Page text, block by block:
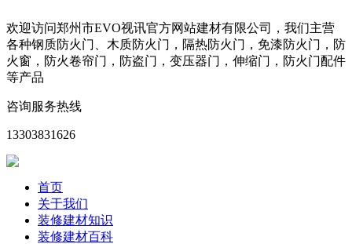
欢迎访问郑州市EVO视讯官方网站建材有限公司，我们主营
各种钢质防火门、木质防火门，隔热防火门，免漆防火门，防
火窗，防火卷帘门，防盗门，变压器门，伸缩门，防火门配件
等产品
咨询服务热线
13303831626
首页
关于我们
装修建材知识
装修建材百科